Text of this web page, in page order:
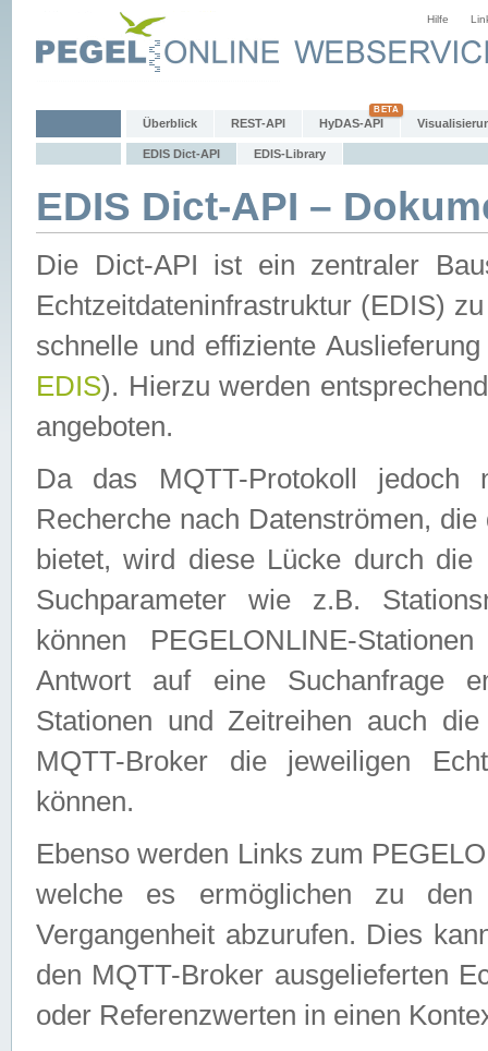
Hilfe
Überblick REST-API HyDAS-API
EDIS Dict-API EDIS-Library
EDIS Dict-API –
Die Dict-API ist ein zentraler
Echtzeitdateninfrastruktur (EDIS)
schnelle und effiziente
EDIS). Hierzu werden
angeboten.
Da das MQTT-Protokoll jedoch
Recherche nach Datenströmen,
bietet, wird diese Lücke durch die
Suchparameter wie z.B.
können PEGELONLINE-
Antwort auf eine Suchanfrage
Stationen und Zeitreihen auch
MQTT-Broker die jeweiligen
können.
Ebenso werden Links zum
welche es ermöglichen zu den
Vergangenheit abzurufen. Dies
den MQTT-Broker ausgelieferten
oder Referenzwerten in einen